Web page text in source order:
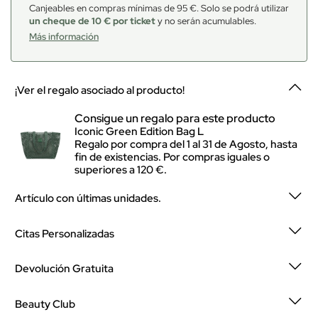
Canjeables en compras mínimas de 95 €. Solo se podrá utilizar
un cheque de 10 € por tickety no serán acumulables.
Más información
¡Ver el regalo asociado al producto!
Consigue un regalo para este producto
Iconic Green Edition Bag L
Regalo por compra del 1 al 31 de Agosto, hasta
fin de existencias. Por compras iguales o
superiores a 120 €.
Artículo con últimas unidades.
Citas Personalizadas
Devolución Gratuita
Beauty Club